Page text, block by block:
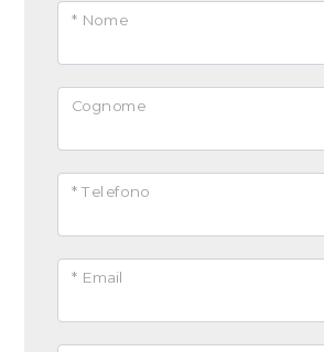
* Nome
Cognome
* Telefono
* Email
Nuova costruzione
Lusso